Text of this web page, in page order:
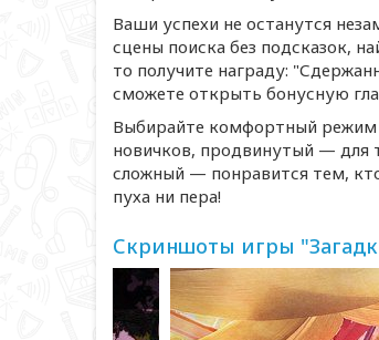
Ваши успехи не останутся
сцены поиска без подсказок,
то получите награду:
сможете открыть бонусную
Выбирайте комфортный режим
новичков, продвинутый — для
сложный — понравится тем,
пуха ни пера!
Скриншоты игры